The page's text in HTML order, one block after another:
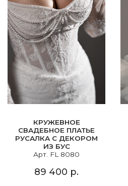
КРУЖЕВНОЕ
СВАДЕБНОЕ ПЛАТЬЕ
РУСАЛКА С ДЕКОРОМ
ИЗ БУС
Арт. FL 8080
89 400 р.